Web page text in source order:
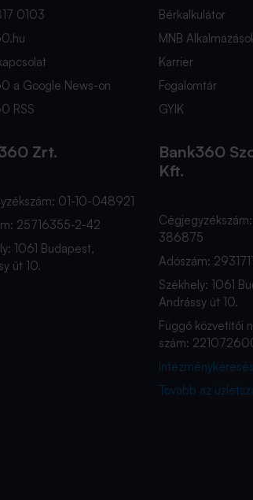
0103
a Google News-on
RSS
Bérkalkulátor
MNB
Karrier
Fogalomtár
GYIK
Zrt.
01-10-048921
25716355-2-42
1061 Budapest,
út 10.
Bank360
Kft.
386875
Adószám:
Székhely: 1061
Andrássy út 10.
Függő közvetítői
szám:
Intézménykeresés
Tovább az